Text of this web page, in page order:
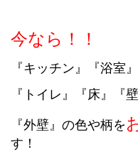
今なら！！
『キッチン』『浴室
『トイレ』『床』『
『外壁』の色や柄を
す！